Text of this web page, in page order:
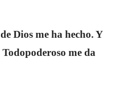
Dios me ha hecho. Y
me da